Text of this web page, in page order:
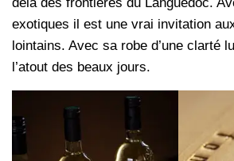
delà des frontières du Languedoc.
exotiques il est une vrai invitation
lointains. Avec sa robe d’une clarté
l’atout des beaux jours.